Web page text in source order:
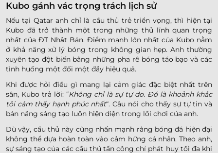
Kubo gánh vác trọng trách lịch sử
Nếu tại Qatar anh chỉ là cầu thủ trẻ triển vọng, thì hiện tại
Kubo đã trở thành một trong những thủ lĩnh quan trọng
nhất của ĐT Nhật Bản. Điểm mạnh lớn nhất của Kubo nằm
ở khả năng xử lý bóng trong không gian hẹp. Anh thường
xuyên tạo đột biến bằng những pha rê bóng táo bạo và các
tình huống một đối một đầy hiệu quả.
Khi được hỏi điều gì mang lại cảm giác đặc biệt nhất trên
sân, Kubo trả lời: “Không chỉ là sự tự do. Đó là khoảnh khắc
tôi cảm thấy hạnh phúc nhất“. Câu nói cho thấy sự tự tin và
bản năng sáng tạo luôn hiện diện trong lối chơi của anh.
Dù vậy, cầu thủ này cũng nhấn mạnh rằng bóng đá hiện đại
không thể dựa hoàn toàn vào cảm hứng cá nhân. Theo anh,
sự sáng tạo của các cầu thủ tấn công chỉ phát huy tối đa khi